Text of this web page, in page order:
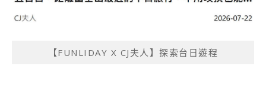
【FUNLIDAY X CJ夫人】探索台日遊程